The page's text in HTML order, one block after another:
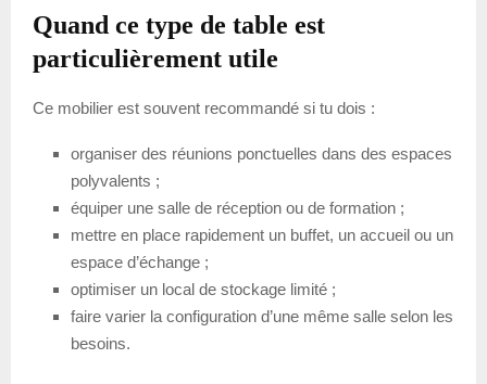
Quand ce type de table est
particulièrement utile
Ce mobilier est souvent recommandé si tu dois :
organiser des réunions ponctuelles dans des espaces
polyvalents ;
équiper une salle de réception ou de formation ;
mettre en place rapidement un buffet, un accueil ou un
espace d’échange ;
optimiser un local de stockage limité ;
faire varier la configuration d’une même salle selon les
besoins.